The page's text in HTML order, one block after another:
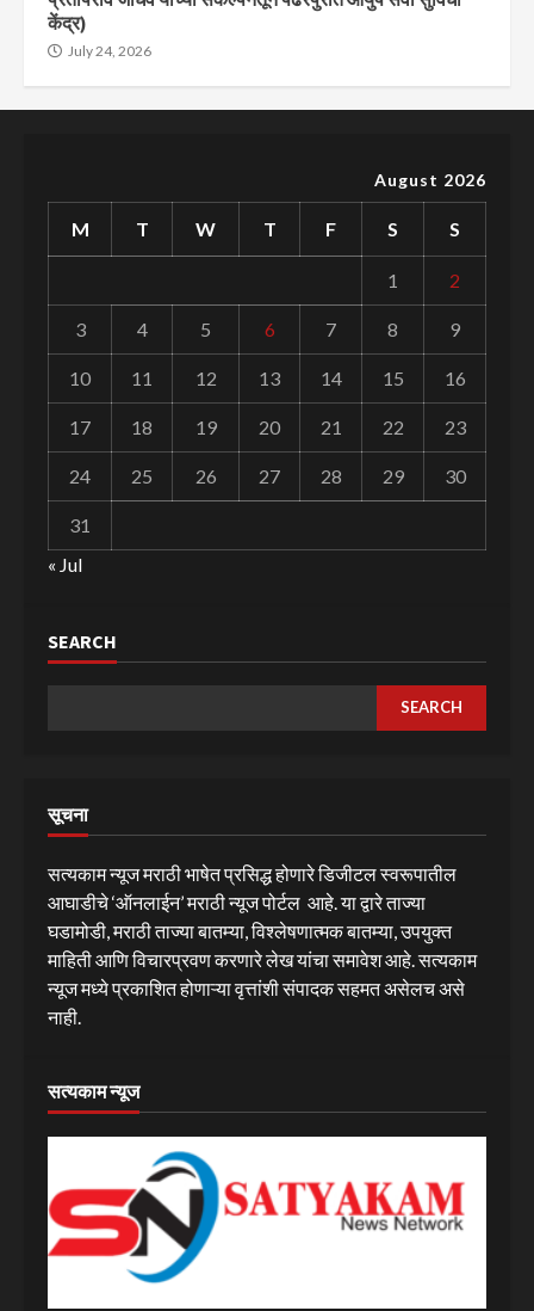
केंद्र)
July 24, 2026
August 2026
M T W T F S S
1 2
3 4 5 6 7 8 9
10 11 12 13 14 15 16
17 18 19 20 21 22 23
24 25 26 27 28 29 30
31
« Jul
SEARCH
SEARCH
सूचना
सत्यकाम न्यूज मराठी भाषेत प्रसिद्ध होणारे डिजीटल स्वरूपातील
आघाडीचे ‘ऑनलाईन’ मराठी न्यूज पोर्टल आहे. या द्वारे ताज्या
घडामोडी, मराठी ताज्या बातम्या, विश्लेषणात्मक बातम्या, उपयुक्त
माहिती आणि विचारप्रवण करणारे लेख यांचा समावेश आहे. सत्यकाम
न्यूज मध्ये प्रकाशित होणाऱ्या वृत्तांशी संपादक सहमत असेलच असे
नाही.
सत्यकाम न्यूज